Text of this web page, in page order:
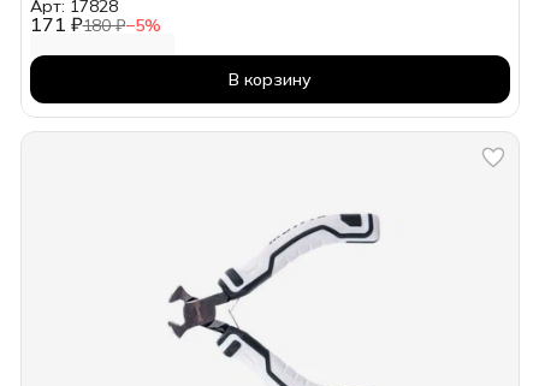
171 ₽180 ₽−5%
Арт: 17828
В корзину